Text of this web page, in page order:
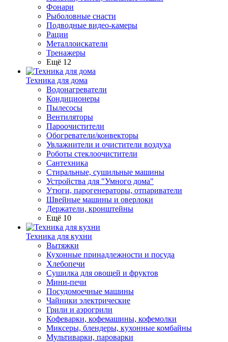
Фонари
Рыболовные снасти
Подводные видео-камеры
Рации
Металлоискатели
Тренажеры
Ещё 12
Техника для дома
Водонагреватели
Кондиционеры
Пылесосы
Вентиляторы
Пароочистители
Обогреватели/конвекторы
Увлажнители и очистители воздуха
Роботы стеклоочистители
Сантехника
Стиральные, сушильные машины
Устройства для "Умного дома"
Утюги, парогенераторы, отпариватели
Швейные машины и оверлоки
Держатели, кронштейны
Ещё 10
Техника для кухни
Вытяжки
Кухонные принадлежности и посуда
Хлебопечи
Сушилка для овощей и фруктов
Мини-печи
Посудомоечные машины
Чайники электрические
Грили и аэрогрили
Кофеварки, кофемашины, кофемолки
Миксеры, блендеры, кухонные комбайны
Мультиварки, пароварки